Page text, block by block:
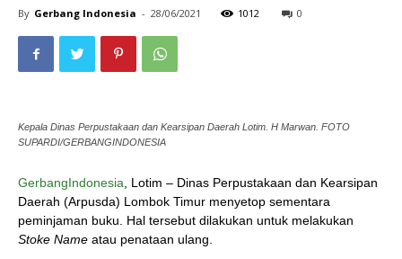
By Gerbang Indonesia - 28/06/2021 1012 0
Kepala Dinas Perpustakaan dan Kearsipan Daerah Lotim. H Marwan. FOTO
SUPARDI/GERBANGINDONESIA
GerbangIndonesia , Lotim – Dinas Perpustakaan dan Kearsipan
Daerah (Arpusda) Lombok Timur menyetop sementara
peminjaman buku. Hal tersebut dilakukan untuk melakukan
Stoke Name atau penataan ulang.